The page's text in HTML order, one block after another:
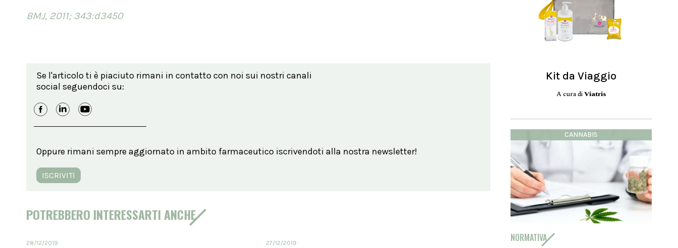
BMJ, 2011; 343:d3450
Se l'articolo ti è piaciuto rimani in contatto con noi sui nostri canali
social seguendoci su:
Oppure rimani sempre aggiornato in ambito farmaceutico iscrivendoti alla nostra newsletter!
ISCRIVITI
POTREBBERO INTERESSARTI ANCHE
28/12/2019 27/12/2019
Kit da Viaggio
A cura diViatris
CANNABIS
NORMATIVA